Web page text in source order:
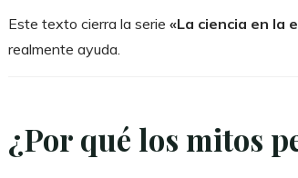
Este texto cierra la serie «La ciencia en la
realmente ayuda.
¿Por qué los mitos